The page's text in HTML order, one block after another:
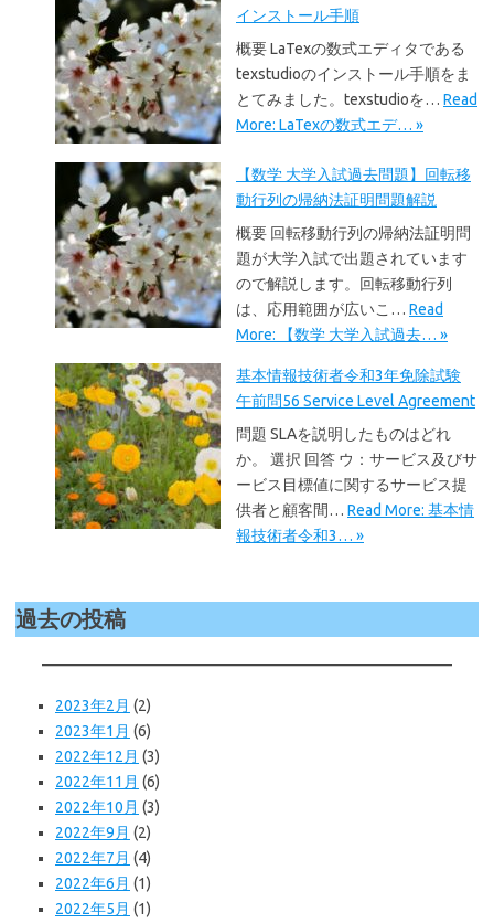
インストール手順
概要 LaTexの数式エディタである
texstudioのインストール手順をま
とてみました。texstudioを… Read
More: LaTexの数式エデ… »
【数学 大学入試過去問題】回転移
動行列の帰納法証明問題解説
概要 回転移動行列の帰納法証明問
題が大学入試で出題されています
ので解説します。回転移動行列
は、応用範囲が広いこ… Read
More: 【数学 大学入試過去… »
基本情報技術者令和3年免除試験
午前問56 Service Level Agreement
問題 SLAを説明したものはどれ
か。 選択 回答 ウ：サービス及びサ
ービス目標値に関するサービス提
供者と顧客間… Read More: 基本情
報技術者令和3… »
過去の投稿
2023年2月 (2)
2023年1月 (6)
2022年12月 (3)
2022年11月 (6)
2022年10月 (3)
2022年9月 (2)
2022年7月 (4)
2022年6月 (1)
2022年5月 (1)